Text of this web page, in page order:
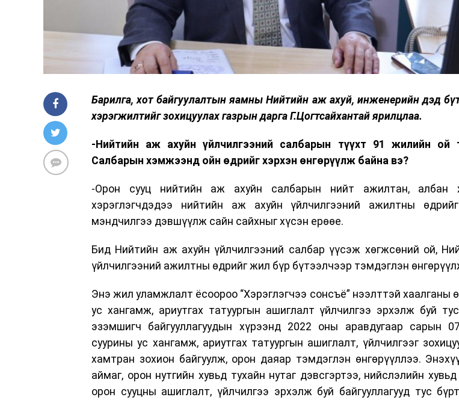
Барилга, хот байгуулалтын яамны Нийтийн аж ахуй, инженерийн дэд
хэрэгжилтийг зохицуулах газрын дарга Г.Цогтсайхантай ярилцлаа.
-Нийтийн аж ахуйн үйлчилгээний салбарын түүхт 91 жилийн ой
Салбарын хэмжээнд ойн өдрийг хэрхэн өнгөрүүлж байна вэ?
-Орон сууц нийтийн аж ахуйн салбарын нийт ажилтан, албан
хэрэглэгчдэдээ нийтийн аж ахуйн үйлчилгээний ажилтны өдрийг
мэндчилгээ дэвшүүлж сайн сайхныг хүсэн ерөөе.
Бид Нийтийн аж ахуйн үйлчилгээний салбар үүсэж хөгжсөний ой,
үйлчилгээний ажилтны өдрийг жил бүр бүтээлчээр тэмдэглэн
Энэ жил уламжлалт ёсоороо “Хэрэглэгчээ сонсъё” нээлттэй хаалганы
ус хангамж, ариутгах татуургын ашиглалт үйлчилгээ эрхэлж буй
эзэмшигч байгууллагуудын хүрээнд 2022 оны аравдугаар сарын
суурины ус хангамж, ариутгах татуургын ашиглалт, үйлчилгээг
хамтран зохион байгуулж, орон даяар тэмдэглэн өнгөрүүллээ.
аймаг, орон нутгийн хувьд тухайн нутаг дэвсгэртээ, нийслэлийн
орон сууцны ашиглалт, үйлчилгээ эрхэлж буй байгууллагууд тус